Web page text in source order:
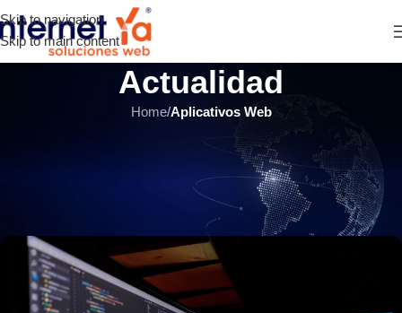
Skip to navigation
Skip to main content
Actualidad
Home/Aplicativos Web
ÚLTIMOS ARTÍCULOS
Plataforma Web o software de
escritorio: ¿Cuál me conviene?
INTERNET YA Soluciones Web el 3 marzo, 2020